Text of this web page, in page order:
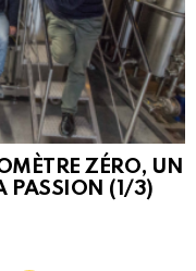
ZÉRO, UN
PASSION (1/3)